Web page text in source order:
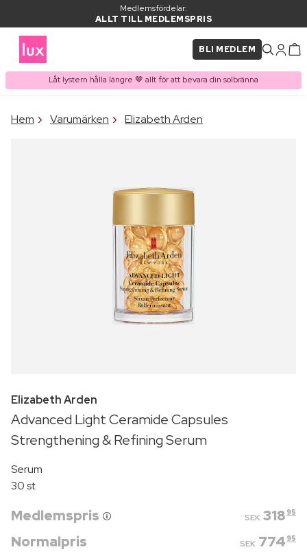
Medlemsfördelar:
ALLT TILL MEDLEMSPRIS
BLI MEDLEM
Låt lystern hålla längre 🤎 allt för att bevara din solbränna
PRODUKT I VARUKORGEN
Hem Varumärken Elizabeth Arden
Elizabeth Arden
Advanced Light Ceramide Capsules
Strengthening & Refining Serum
Serum
30 st
Medlemspris SEK 318 95
Normalpris SEK 774 95